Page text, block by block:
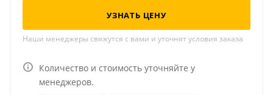
УЗНАТЬ ЦЕНУ
Наши менеджеры свяжутся с вами и уточнят условия заказа
Количество и стоимость уточняйте у
менеджеров.